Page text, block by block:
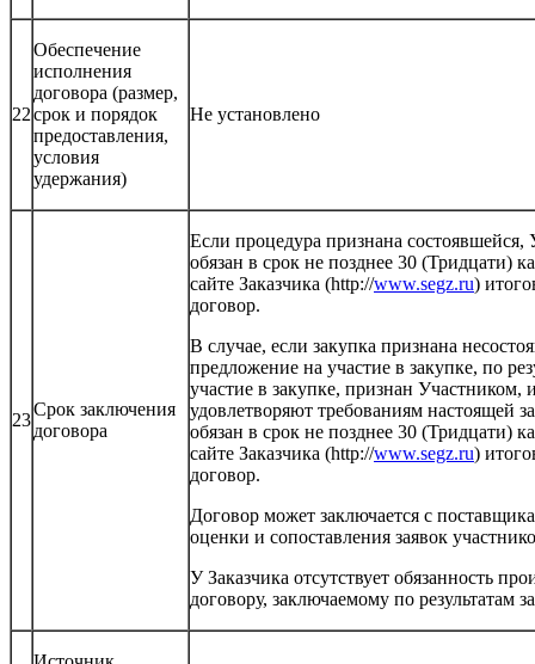
22
Обеспечение
исполнения
договора (размер,
срок и порядок
предоставления,
условия
удержания)
Не установлено
23
Срок заключения
договора
Если процедура признана
обязан в срок не позднее 30 (Тридцати)
сайте Заказчика (http://www.segz.ru)
договор.
В случае, если закупка признана
предложение на участие в закупке, по
участие в закупке, признан
удовлетворяют требованиям настоящей
обязан в срок не позднее 30 (Тридцати)
сайте Заказчика (http://www.segz.ru)
договор.
Договор может заключается с
оценки и сопоставления заявок
У Заказчика отсутствует обязанность
договору, заключаемому по результатам